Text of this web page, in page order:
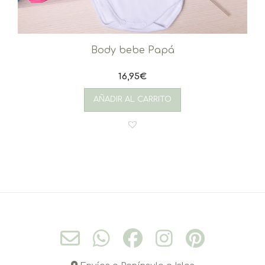
Body bebe Papá
16,95€
AÑADIR AL CARRITO